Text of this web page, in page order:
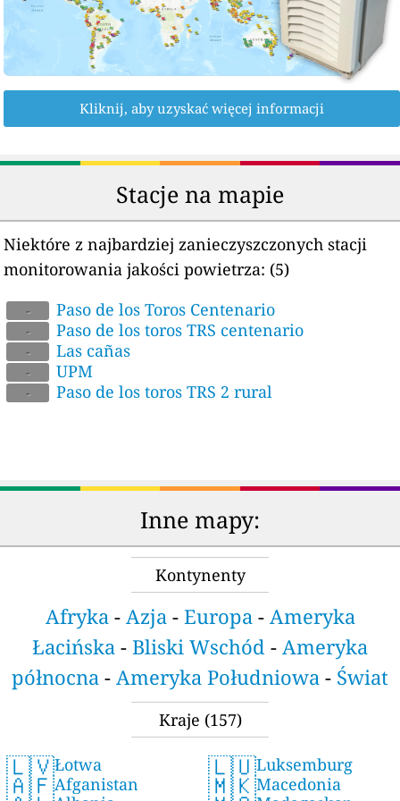
Kliknij, aby uzyskać więcej informacji
Stacje na mapie
Niektóre z najbardziej zanieczyszczonych stacji
monitorowania jakości powietrza: (5)
- Paso de los Toros Centenario
- Paso de los toros TRS centenario
- Las cañas
- UPM
- Paso de los toros TRS 2 rural
Inne mapy:
Kontynenty
Afryka- Azja- Europa- Ameryka
Łacińska - Bliski Wschód - Ameryka
północna - Ameryka Południowa - Świat
Kraje (157)
🇱🇻Łotwa
🇦🇫Afganistan
🇱🇺Luksemburg
🇲🇰Macedonia